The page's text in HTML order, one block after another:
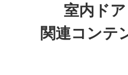
室内ドア
関連コンテ